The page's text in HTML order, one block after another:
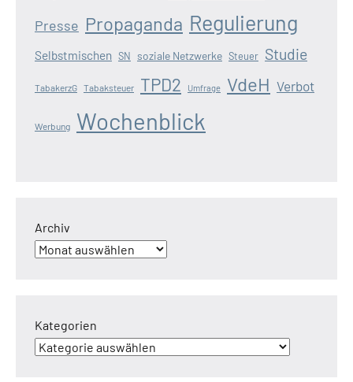
Presse Propaganda Regulierung
Selbstmischen SN soziale Netzwerke Steuer Studie
TabakerzG Tabaksteuer TPD2 Umfrage VdeH Verbot
Werbung Wochenblick
Archiv
Kategorien